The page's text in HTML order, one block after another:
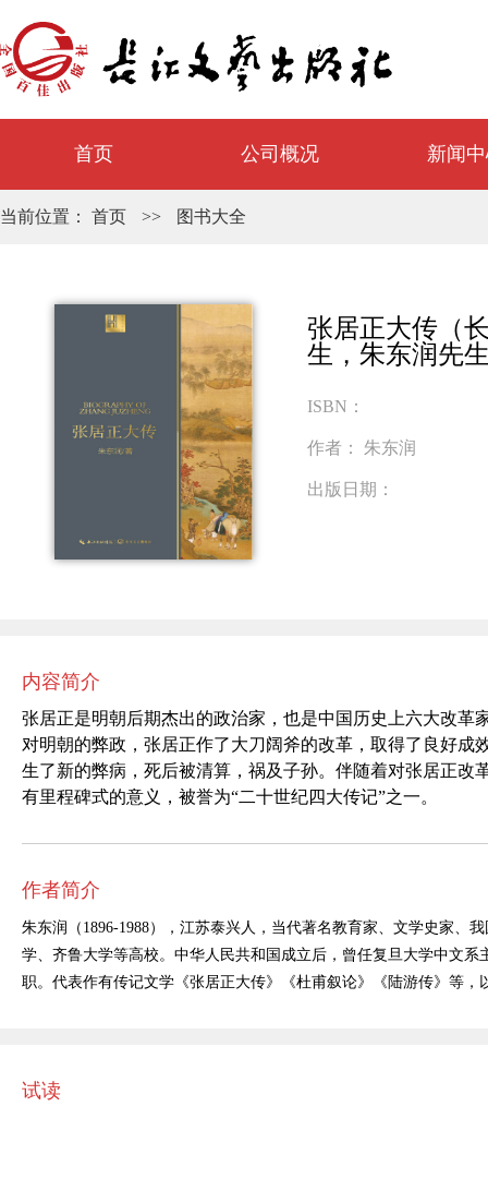
首页 公司概况 新闻
当前位置： 首页 >> 图书大全
张居正大传（
生，朱东润先
ISBN：
作者： 朱东润
出版日期：
内容简介
张居正是明朝后期杰出的政治家，也是中国历史上六大改
对明朝的弊政，张居正作了大刀阔斧的改革，取得了良好
生了新的弊病，死后被清算，祸及子孙。伴随着对张居正
有里程碑式的意义，被誉为“二十世纪四大传记”之一。
作者简介
朱东润（ 1896-1988），江苏泰兴人，当代著名教育家、文学史家、
学、齐鲁大学等高校。中华人民共和国成立后，曾任复旦大学中文
职。代表作有传记文学《张居正大传》《杜甫叙论》《陆游传》等
试读